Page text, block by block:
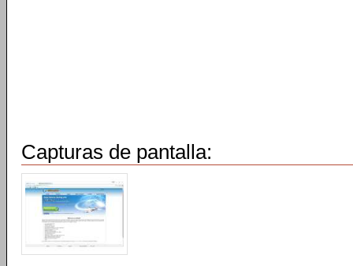
Capturas de pantalla: